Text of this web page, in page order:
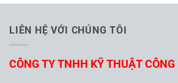
LIÊN HỆ VỚI CHÚNG TÔI
CÔNG TY TNHH KỸ THUẬT